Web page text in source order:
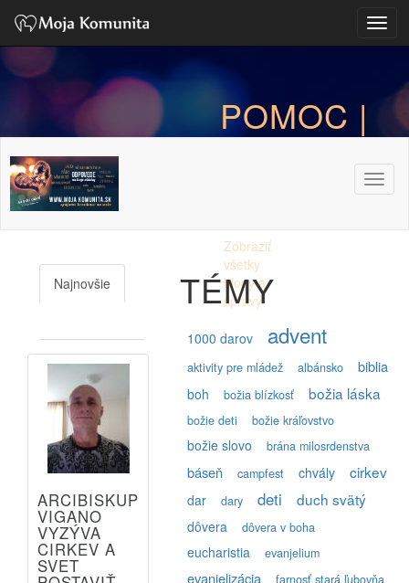
POMOC |
BLOG
Zobraziť
všetky
blogy a
správy
Najnovšie
ARCIBISKUP
VIGANO
VYZÝVA
CIRKEV A
SVET
TÉMY
1000 darov advent
aktivity pre mládež albánsko biblia
boh božia blízkosť božia láska
božie deti božie kráľovstvo
božie slovo brána milosrdenstva
báseň campfest chvály cirkev
dar dary deti duch svätý
dôvera dôvera v boha
eucharistia evanjelium
evanjelizácia
farnosť stará ľubovňa